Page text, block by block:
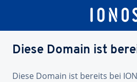
Diese Domain ist
Diese Domain ist bereits bei